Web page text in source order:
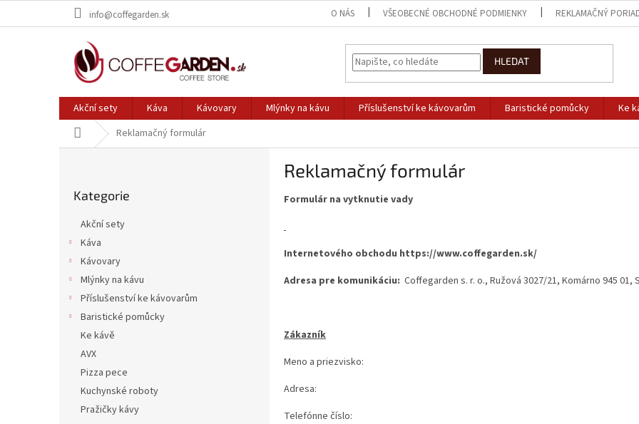
info@coffegarden.sk O NÁS VŠEOBECNÉ OBCHODNÉ PODMIENKY REKLAMAČNÝ
HLEDAT
Akční sety Káva Kávovary Mlýnky na kávu Příslušenství ke kávovarům Baristické pomůcky Ke
Domů Reklamačný formulár
kategorie
Kategorie
Akční sety
Káva
Kávovary
Mlýnky na kávu
Příslušenství ke kávovarům
Baristické pomůcky
Ke kávě
AVX
Pizza pece
Kuchynské roboty
Pražičky kávy
Reklamačný formulár
Formulár na vytknutie vady
Internetového obchodu https://www.coffegarden.sk/
Adresa pre komunikáciu: Coffegarden s. r. o., Ružová 3027/21, Komárno 945 01,
Zákazník
Meno a priezvisko:
Adresa:
Telefónne číslo: